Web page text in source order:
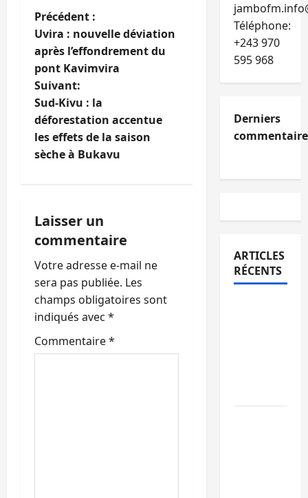
N
a
v
i
g
a
i
o
n
d
’
Précédent :
Uvira : nouvelle déviation
après l’effondrement du
pont Kavimvira
Suivant:
Sud-Kivu : la
déforestation accentue
les effets de la saison
sèche à Bukavu
Laisser un
commentaire
Votre adresse e-mail ne
sera pas publiée. Les
champs obligatoires sont
indiqués avec *
Commentaire*
Téléphone:
+243 970
595 968
Derniers
ARTICLES
RÉCENTS